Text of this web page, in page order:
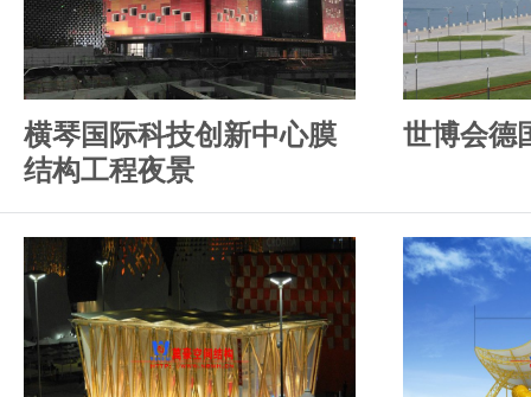
横琴国际科技创新中心膜
结构工程夜景
世博会德